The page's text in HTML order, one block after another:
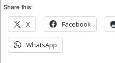
Share this:
X Facebook
WhatsApp